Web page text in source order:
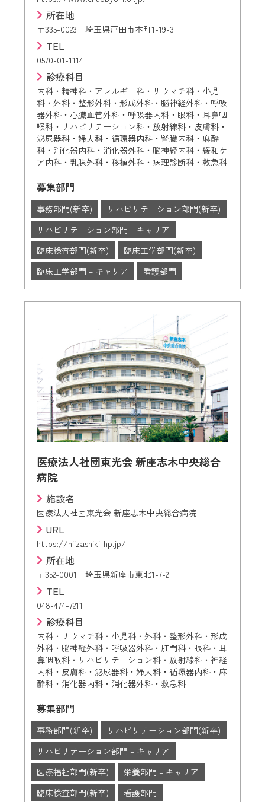
所在地
〒335-0023 埼玉県戸田市本町1-19-3
TEL
0570-01-1114
診療科目
内科・精神科・アレルギー科・リウマチ科・小児
科・外科・整形外科・形成外科・脳神経外科・呼吸
器外科・心臓血管外科・呼吸器内科・眼科・耳鼻咽
喉科・リハビリテーション科・放射線科・皮膚科・
泌尿器科・婦人科・循環器内科・腎臓内科・麻酔
科・消化器内科・消化器外科・脳神経内科・緩和ケ
ア内科・乳腺外科・移植外科・病理診断科・救急科
募集部門
事務部門(新卒)
リハビリテーション部門(新卒)
リハビリテーション部門 – キャリア
臨床検査部門(新卒)
臨床工学部門(新卒)
臨床工学部門 – キャリア
看護部門
医療法人社団東光会 新座志木中央総合
病院
施設名
医療法人社団東光会 新座志木中央総合病院
URL
https://niizashiki-hp.jp/
所在地
〒352-0001 埼玉県新座市東北1-7-2
TEL
048-474-7211
診療科目
内科・リウマチ科・小児科・外科・整形外科・形成
外科・脳神経外科・呼吸器外科・肛門科・眼科・耳
鼻咽喉科・リハビリテーション科・放射線科・神経
内科・皮膚科・泌尿器科・婦人科・循環器内科・麻
酔科・消化器内科・消化器外科・救急科
募集部門
事務部門(新卒)
リハビリテーション部門(新卒)
リハビリテーション部門 – キャリア
医療福祉部門(新卒)
栄養部門 – キャリア
臨床検査部門(新卒)
看護部門